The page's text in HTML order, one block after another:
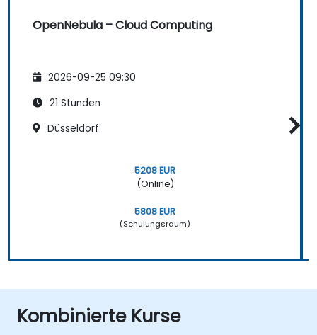
OpenNebula – Cloud Computing
2026-09-25 09:30
21 Stunden
Düsseldorf
5208 EUR
(Online)
5808 EUR
(Schulungsraum)
Kombinierte Kurse